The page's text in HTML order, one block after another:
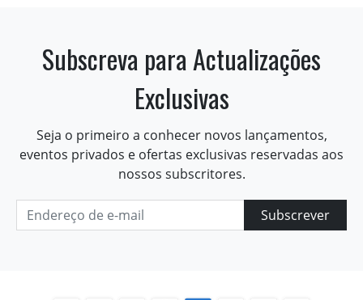
Subscreva para Actualizações
Exclusivas
Seja o primeiro a conhecer novos lançamentos,
eventos privados e ofertas exclusivas reservadas aos
nossos subscritores.
Subscrever